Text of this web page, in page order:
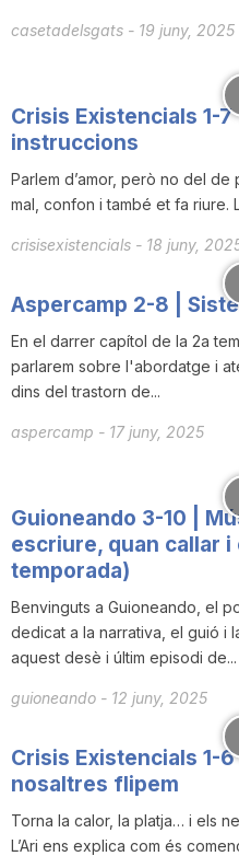
casetadelsgats - 19 juny, 2025
Crisis Existencials 1-7
instruccions
Parlem d’amor, però no del de
mal, confon i també et fa riure.
crisisexistencials - 18 juny,
Aspercamp 2-8 |
En el darrer capítol de la 2a
parlarem sobre l'abordatge i
dins del trastorn de...
aspercamp - 17 juny, 2025
Guioneando 3-10 |
escriure, quan callar
temporada)
Benvinguts a Guioneando, el
dedicat a la narrativa, el guió i
aquest desè i últim episodi de...
guioneando - 12 juny, 2025
Crisis Existencials 1-
nosaltres flipem
Torna la calor, la platja… i els
L’Ari ens explica com és